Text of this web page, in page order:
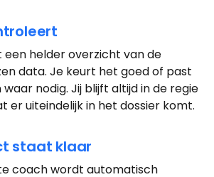
een helder overzicht van de
data. Je keurt het goed of past
nodig. Jij blijft altijd in de regie
er uiteindelijk in het dossier komt.
staat klaar
coach wordt automatisch